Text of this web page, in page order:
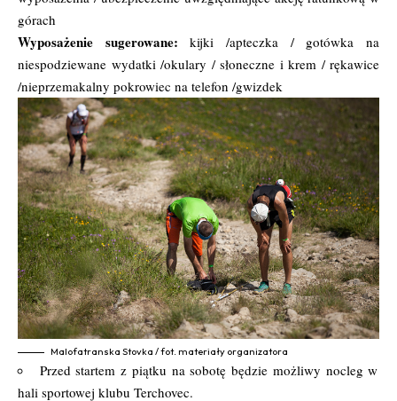
górach
Wyposażenie sugerowane: kijki /apteczka / gotówka na
niespodziewane wydatki /okulary / słoneczne i krem / rękawice
/nieprzemakalny pokrowiec na telefon /gwizdek
Malofatranska Stovka / fot. materiały organizatora
Przed startem z piątku na sobotę będzie możliwy nocleg w
hali sportowej klubu Terchovec.